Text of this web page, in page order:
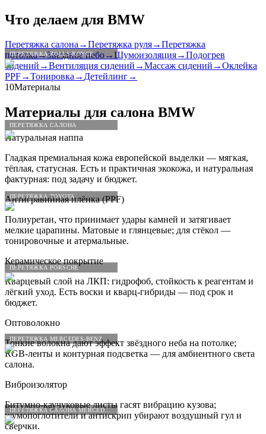
ПЕРЕТЯЖКА ROLLS-ROYCE
ПЕРЕТЯЖКА САЛОНА
ПЕРЕТЯЖКА TOYOTA
ПЕРЕТЯЖКА PORSCHE
ПЕРЕТЯЖКА MERCEDES-BENZ
ПЕРЕТЯЖКА САЛОНА MERCEDES-BENZ
Что делаем для BMW
Перетяжка салона→Перетяжка руля→Перетяжка
потолка→Звёздное небо→Шумоизоляция→Подогрев
сидений →Вентиляция сидений →Массаж сидений →Оклейка
PPF→Тонировка→Детейлинг→
10Материалы
Материалы для салона BMW
Натуральная наппа
Гладкая премиальная кожа европейской выделки — мягкая,
тёплая, статусная. Есть и практичная экокожа, и натуральная
фактурная: под задачу и бюджет.
Антигравийная плёнка (PPF)
Полиуретан, что принимает удары камней и затягивает
мелкие царапины. Матовые и глянцевые; для стёкол —
тонировочные и атермальные.
Керамическое покрытие
Кварцевый слой на ЛКП: гидрофоб, стойкость к реагентам и
лёгкий уход. Есть воски и кварц-гибриды — под срок и
бюджет.
Оптоволокно
Тонкие волокна дают эффект звёздного неба на потолке;
RGB-ленты и контурная подсветка — для амбиентного света
салона.
Виброизолятор
Битумно-каучуковые листы гасят вибрацию кузова;
шумопоглотители и антискрип убирают воздушный гул и
сверчки.